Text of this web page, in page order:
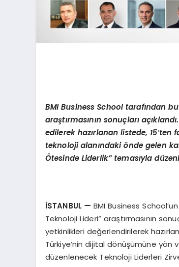
BMI Business School tarafından
araştırmasının sonuçları
edilerek hazırlanan listede, 15’ten
teknoloji alanındakiönde gelen
Ötesinde Liderlik”temasıyla
İSTANBUL — BMI Business
Teknoloji Lideri” araştırmasının
yetkinlikleri değerlendirilerek
Türkiye’nin dijital dönüşümüne yön
düzenlenecek Teknoloji Liderleri